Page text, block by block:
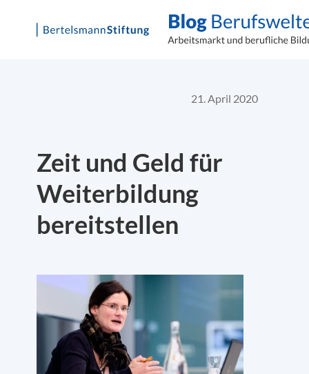
21. April 2020
Zeit und Geld für
Weiterbildung
bereitstellen